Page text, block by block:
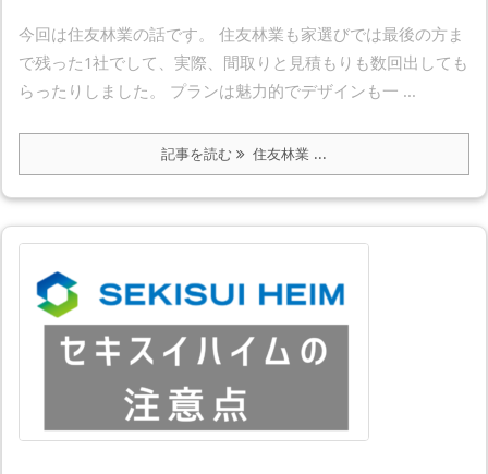
今回は住友林業の話です。 住友林業も家選びでは最後の方ま
で残った1社でして、実際、間取りと見積もりも数回出しても
らったりしました。 プランは魅力的でデザインも一 ...
記事を読む 住友林業 ...